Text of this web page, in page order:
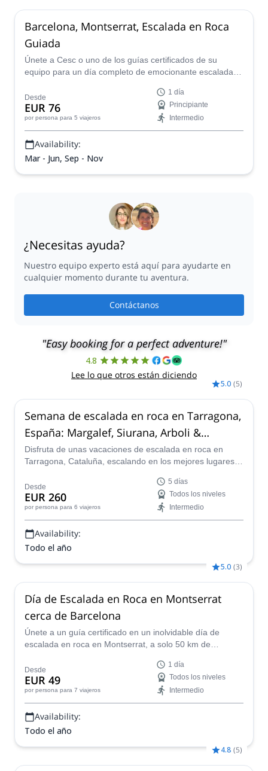
Barcelona, Montserrat, Escalada en Roca
Guiada
Únete a Cesc o uno de los guías certificados de su
equipo para un día completo de emocionante escalada
se eleva alto cerca de la hermosa ciudad de Barcelona
en Cataluña, España.
Desde
EUR 76
por persona para 5 viajeros
1 día
Principiante
Intermedio
Availability:
Mar - Jun, Sep - Nov
¿Necesitas ayuda?
Nuestro equipo experto está aquí para ayudarte en
cualquier momento durante tu aventura.
Contáctanos
"Easy booking for a perfect adventure!"
4.8
Lee lo que otros están diciendo
5.0 (5)
Semana de escalada en roca en Tarragona,
España: Margalef, Siurana, Arboli &
Montsant
Disfruta de unas vacaciones de escalada en roca en
Tarragona, Cataluña, escalando en los mejores lugares
montaña certificado por la AEGM, Santiago.
Desde
EUR 260
por persona para 6 viajeros
5 días
Todos los niveles
Intermedio
Availability:
Todo el año
5.0 (3)
Día de Escalada en Roca en Montserrat
cerca de Barcelona
Únete a un guía certificado en un inolvidable día de
escalada en roca en Montserrat, a solo 50 km de
y descubre el increíble roquedo conglomerado de este
destino único.
Desde
EUR 49
por persona para 7 viajeros
1 día
Todos los niveles
Intermedio
Availability:
Todo el año
4.8 (5)